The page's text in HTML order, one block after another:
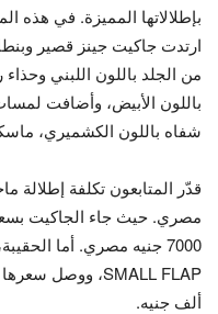
بإطلالاتها المميزة. في هذه
ارتدت جاكيت جينز قصير
من الجلد باللون اللبني
باللون الأبيض، وأضافت
شفاه باللون الكشميري،
ألف جنيه.